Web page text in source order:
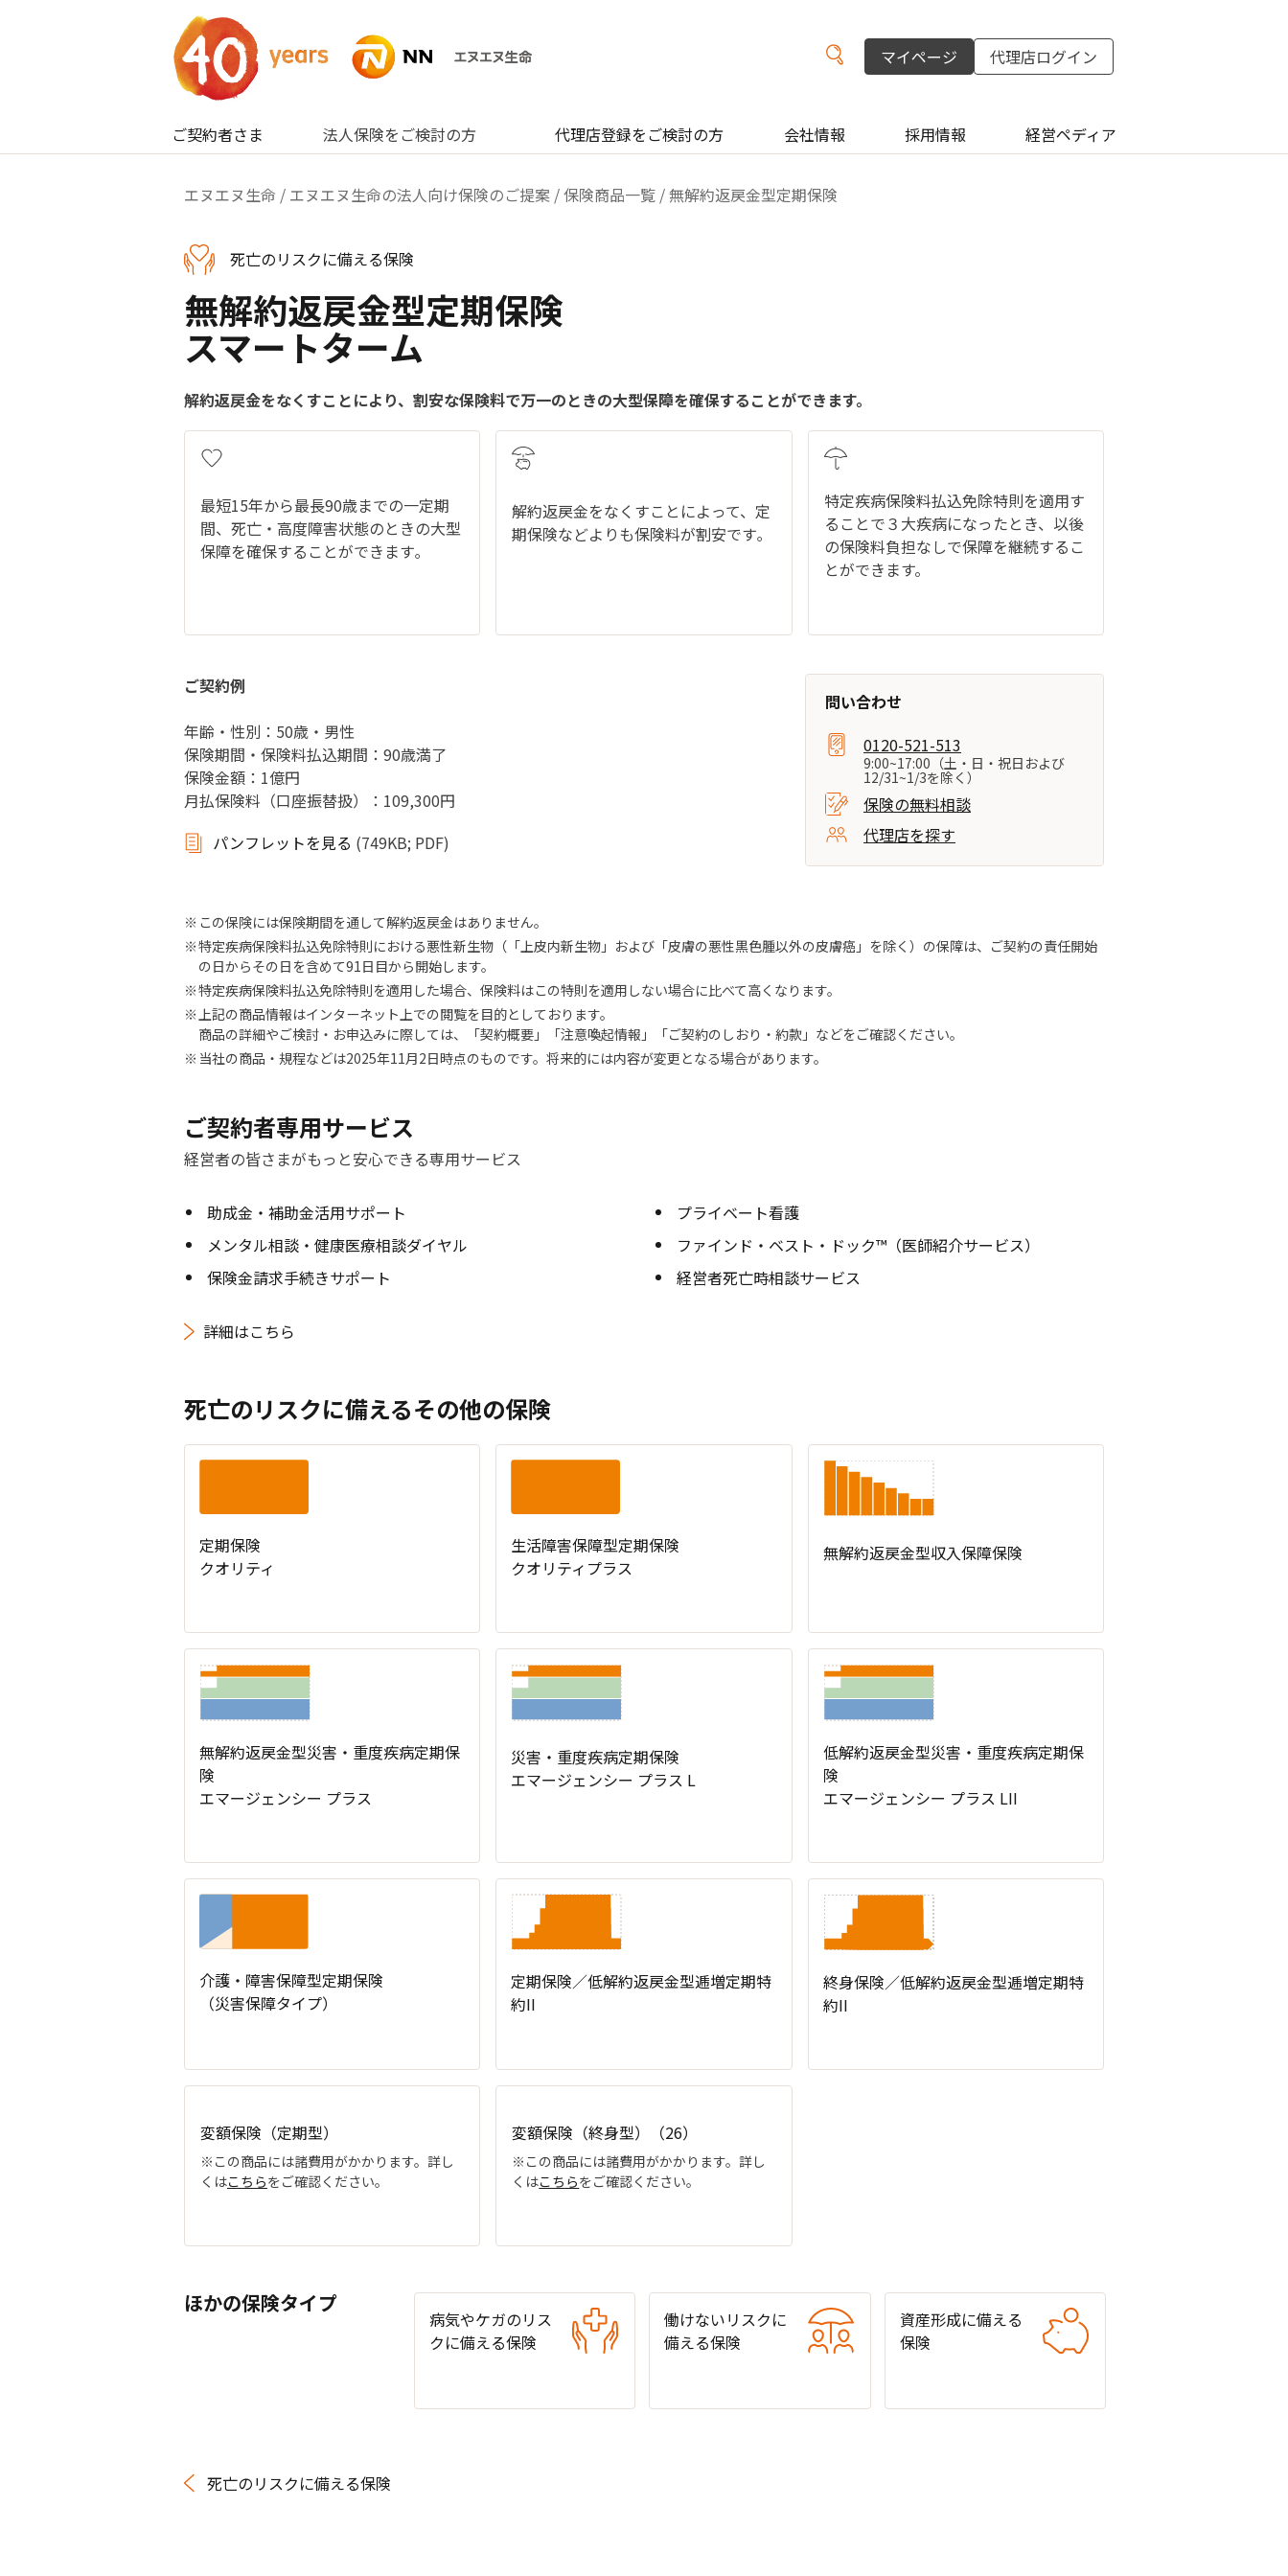
ご契約者さま 法人保険をご検討の方 代理店登録をご検討の方 会社情報 採用情報 経営ペディア
マイページ 代理店ログイン
エヌエヌ生命 / エヌエヌ生命の法人向け保険のご提案 /保険商品一覧 / 無解約返戻金型定期保険
死亡のリスクに備える保険
無解約返戻金型定期保険
スマートターム
解約返戻金をなくすことにより、割安な保険料で万一のときの大型保障を確保することができます。
最短15年から最長90歳までの一定期
間、死亡・高度障害状態のときの大型
保障を確保することができます｡
解約返戻金をなくすことによって、定
期保険などよりも保険料が割安です｡
特定疾病保険料払込免除特則を適用す
ることで３大疾病になったとき、以後
の保険料負担なしで保障を継続するこ
とができます。
ご契約例
年齢・性別：50歳・男性
保険期間・保険料払込期間：90歳満了
保険金額：1億円
月払保険料（口座振替扱）：109,300円
パンフレットを見る (749KB; PDF)
問い合わせ
0120-521-513
9:00~17:00（土・日・祝日および
12/31~1/3を除く）
保険の無料相談
代理店を探す
この保険には保険期間を通して解約返戻金はありません。
特定疾病保険料払込免除特則における悪性新生物（「上皮内新生物」および「皮膚の悪性黒色腫以外の皮膚癌」を除く）の保障は、ご契約の責任開始
の日からその日を含めて91日目から開始します。
特定疾病保険料払込免除特則を適用した場合、保険料はこの特則を適用しない場合に比べて高くなります。
上記の商品情報はインターネット上での閲覧を目的としております。
商品の詳細やご検討・お申込みに際しては、「契約概要」「注意喚起情報」「ご契約のしおり・約款」などをご確認ください。
当社の商品・規程などは2025年11月2日時点のものです。将来的には内容が変更となる場合があります。
ご契約者専用サービス
経営者の皆さまがもっと安心できる専用サービス
助成金・補助金活用サポート
メンタル相談・健康医療相談ダイヤル
保険金請求手続きサポート
プライベート看護
ファインド・ベスト・ドック™（医師紹介サービス）
経営者死亡時相談サービス
詳細はこちら
死亡のリスクに備えるその他の保険
定期保険
クオリティ
生活障害保障型定期保険
クオリティプラス
無解約返戻金型収入保障保険
無解約返戻金型災害・重度疾病定期保
険
エマージェンシー プラス
災害・重度疾病定期保険
エマージェンシー プラス L
低解約返戻金型災害・重度疾病定期保
険
エマージェンシー プラス LII
介護・障害保障型定期保険
（災害保障タイプ）
定期保険／低解約返戻金型逓増定期特
約II
終身保険／低解約返戻金型逓増定期特
約II
変額保険（定期型）
※この商品には諸費用がかかります。詳し
くはこちらをご確認ください。
変額保険（終身型）（26）
※この商品には諸費用がかかります。詳し
くはこちらをご確認ください。
病気やケガのリス
クに備える保険
働けないリスクに
備える保険
資産形成に備える
保険
ほかの保険タイプ
死亡のリスクに備える保険